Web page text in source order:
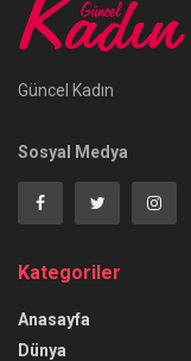
Güncel Kadın
Sosyal Medya
Kategoriler
Anasayfa
Dünya